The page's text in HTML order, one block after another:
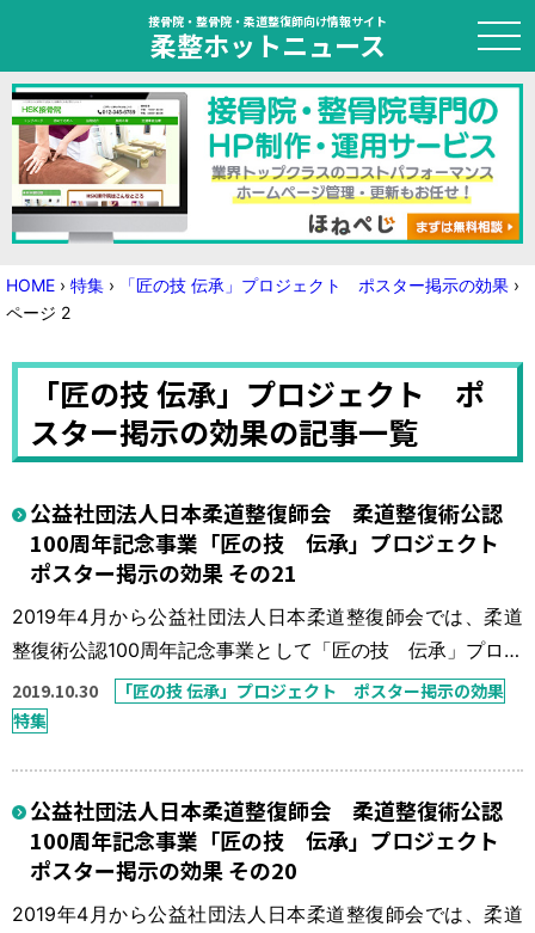
接骨院・整骨院・柔道整復師向け情報サイト
柔整ホットニュース
HOME
トピック
ニュース
国家試験対策
学会・セミナー情報
運営元 お問い合わせ
HOME › 特集 › 「匠の技 伝承」プロジェクト ポスター掲示の効果 ›
ページ 2
「匠の技 伝承」プロジェクト ポ
スター掲示の効果の記事一覧
公益社団法人日本柔道整復師会 柔道整復術公認
100周年記念事業「匠の技 伝承」プロジェクト
ポスター掲示の効果 その21
2019年4月から公益社団法人日本柔道整復師会では、柔道
整復術公認100周年記念事業として「匠の技 伝承」プロジ
ェクトを実施している。 本来、柔道整復師の得意技は骨
折・脱臼の整復固定であったが、この30年間で柔道整復師
一度、骨折・脱臼の患者さんを接骨院に！」を一つの目標
に「匠の技 伝承」プロジェ […]
2019.10.30
「匠の技 伝承」プロジェクト ポスター掲示の効果
特集
公益社団法人日本柔道整復師会 柔道整復術公認
100周年記念事業「匠の技 伝承」プロジェクト
ポスター掲示の効果 その20
2019年4月から公益社団法人日本柔道整復師会では、柔道